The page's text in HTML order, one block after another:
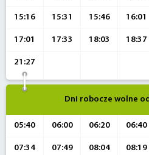
15:16 15:31 15:46 16:01
17:01 17:33 18:03 18:37
21:27
Dni robocze wolne
05:40 06:00 06:20 06:40
07:34 07:49 08:04 08:19